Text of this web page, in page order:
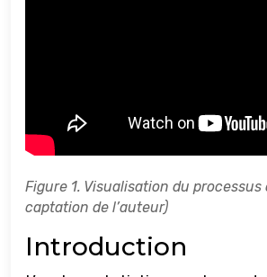
Figure 1. Visualisation du processus
captation de l’auteur)
Introduction